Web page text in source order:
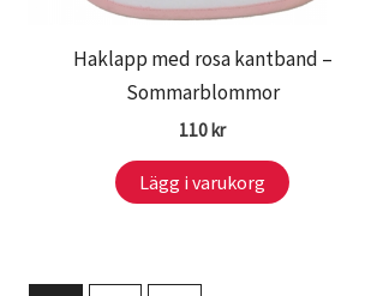
Haklapp med rosa kantband –
Sommarblommor
110 kr
Lägg i varukorg